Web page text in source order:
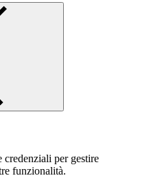
credenziali per gestire
funzionalità.